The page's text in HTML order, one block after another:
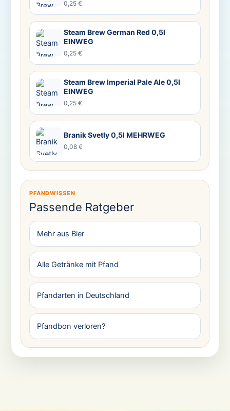
0,25 €
Steam Brew German Red 0,5l
EINWEG
0,25 €
Steam Brew Imperial Pale Ale 0,5l
EINWEG
0,25 €
Branik Svetly 0,5l MEHRWEG
0,08 €
PFANDWISSEN
Passende Ratgeber
Mehr aus Bier
Alle Getränke mit Pfand
Pfandarten in Deutschland
Pfandbon verloren?